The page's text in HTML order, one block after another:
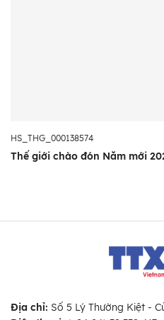
HS_THG_000138574
Thế giới chào đón Năm mới
Địa chỉ: Số 5 Lý Thường Kiệt -